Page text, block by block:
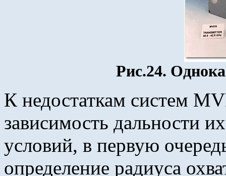
Рис.24.
К недостаткам систем
зависимость дальности
условий, в первую
определение радиуса